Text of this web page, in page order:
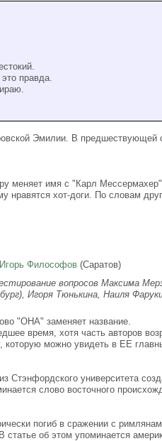
правда.
Эмилии. В предшествующей
меняет имя с "Карл
нравятся хот-доги. По словам
Игорь Философов (Саратов)
вопросов Максима
Игоря Тюнькина, Наиля
"ОНА" заменяет название.
время, хотя часть авторов
можно увидеть в ЕЕ
Стэнфордского университета
слово восточного
погиб в сражении с
статье об этом упоминается